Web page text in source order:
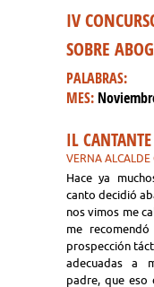
IV
SOBRE
PALABRAS:
MES:
IL CANTANTE
VERNA ALCALDE
Hace ya
canto decidió
nos vimos me
me
prospección
adecuadas a
padre, que eso